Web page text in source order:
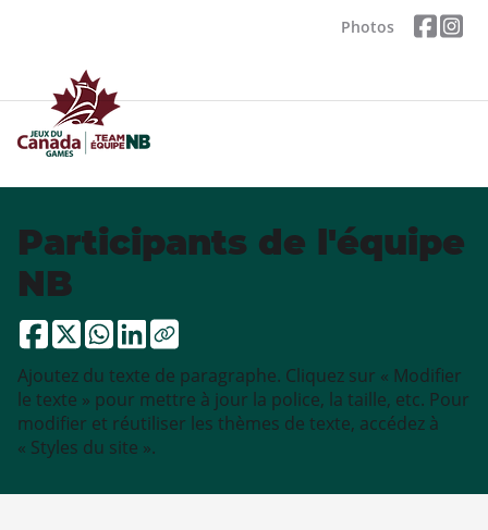
Photos
Participants de l'équipe
NB
Ajoutez du texte de paragraphe. Cliquez sur « Modifier
le texte » pour mettre à jour la police, la taille, etc. Pour
modifier et réutiliser les thèmes de texte, accédez à
« Styles du site ».